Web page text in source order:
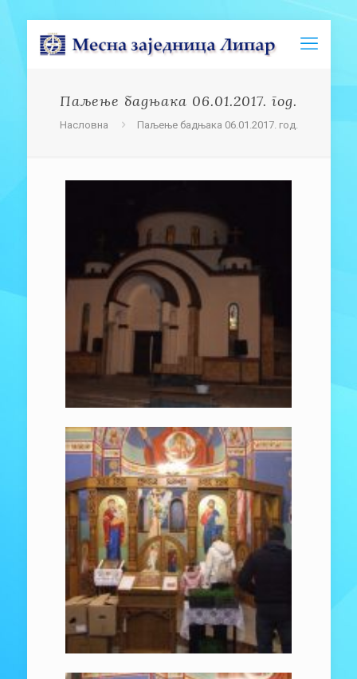
Паљење бадњака 06.01.2017. год.
Насловна Паљење бадњака 06.01.2017. год.